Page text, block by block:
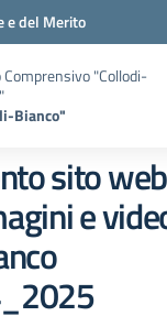
e del Merito
"Collodi-
Bianco"
sito
e